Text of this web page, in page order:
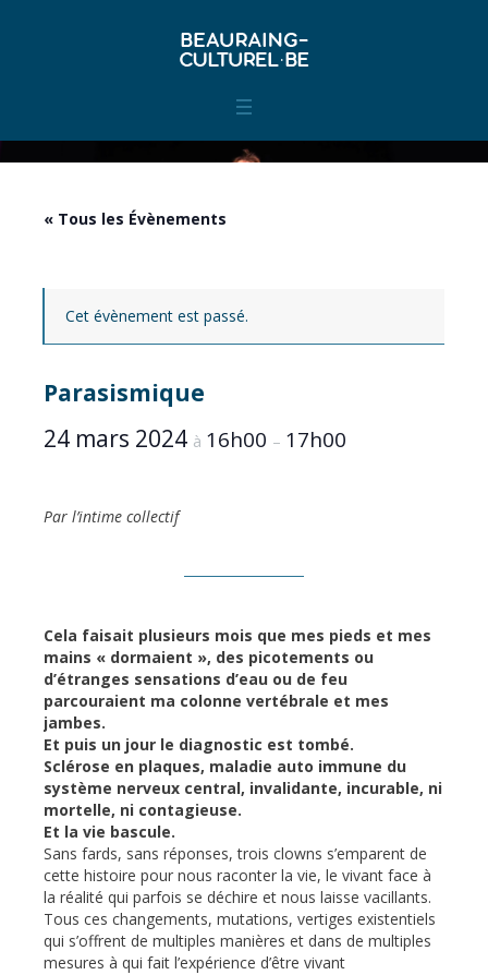
« Tous les Évènements
Cet évènement est passé.
Parasismique
24 mars 2024 à 16h00 – 17h00
Par l’intime collectif
Cela faisait plusieurs mois que mes pieds et mes
mains « dormaient », des picotements ou
d’étranges sensations d’eau ou de feu
parcouraient ma colonne vertébrale et mes
jambes.
Et puis un jour le diagnostic est tombé.
Sclérose en plaques, maladie auto immune du
système nerveux central, invalidante, incurable, ni
mortelle, ni contagieuse.
Et la vie bascule.
Sans fards, sans réponses, trois clowns s’emparent de
cette histoire pour nous raconter la vie, le vivant face à
la réalité qui parfois se déchire et nous laisse vacillants.
Tous ces changements, mutations, vertiges existentiels
qui s’offrent de multiples manières et dans de multiples
mesures à qui fait l’expérience d’être vivant